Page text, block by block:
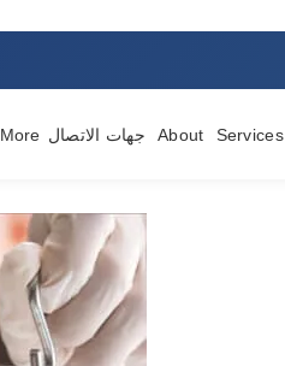
Services
About جهات الاتصال More